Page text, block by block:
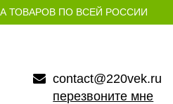
ТОВАРОВ ПО ВСЕЙ РОССИИ
contact@220vek.ru
перезвоните мне